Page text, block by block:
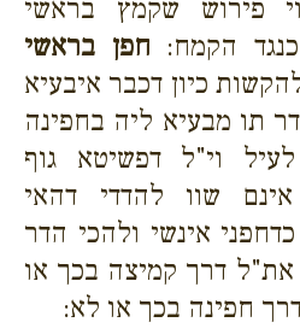
פירוש שקמץ בראשי
הקמח: חפן בראשי
כיון דכבר איבעיא
תו מבעיא ליה בחפינה
וי"ל דפשיטא גוף
שוו להדדי דהאי
אינשי ולהכי הדר
את"ל דרך קמיצה בכך או
חפינה בכך או לא: